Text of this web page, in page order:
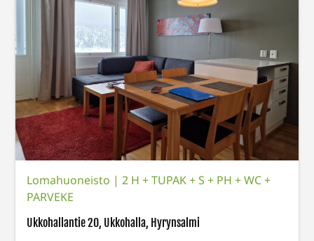
Lomahuoneisto |2 H + TUPAK + S + PH + WC +
PARVEKE
Ukkohallantie 20, Ukkohalla, Hyrynsalmi